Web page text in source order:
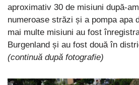
aproximativ 30 de misiuni după-
numeroase străzi și a pompa apa
mai multe misiuni au fost
Burgenland și au fost două în
(continuă după fotografie)